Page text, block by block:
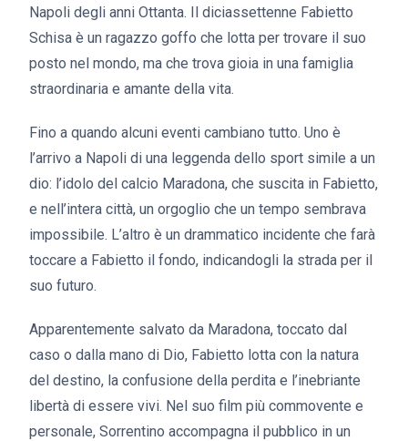
Napoli degli anni Ottanta. Il diciassettenne Fabietto
Schisa è un ragazzo goffo che lotta per trovare il suo
posto nel mondo, ma che trova gioia in una famiglia
straordinaria e amante della vita.
Fino a quando alcuni eventi cambiano tutto. Uno è
l’arrivo a Napoli di una leggenda dello sport simile a un
dio: l’idolo del calcio Maradona, che suscita in Fabietto,
e nell’intera città, un orgoglio che un tempo sembrava
impossibile. L’altro è un drammatico incidente che farà
toccare a Fabietto il fondo, indicandogli la strada per il
suo futuro.
Apparentemente salvato da Maradona, toccato dal
caso o dalla mano di Dio, Fabietto lotta con la natura
del destino, la confusione della perdita e l’inebriante
libertà di essere vivi. Nel suo film più commovente e
personale, Sorrentino accompagna il pubblico in un